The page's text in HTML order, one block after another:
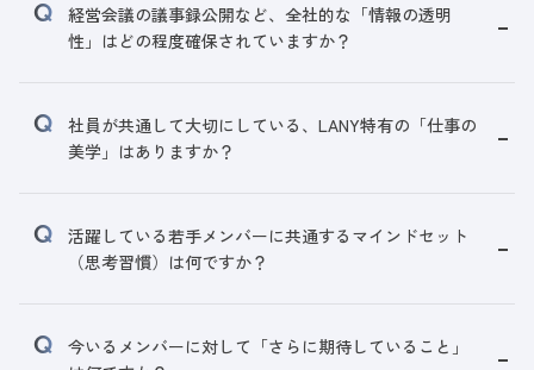
経営会議の議事録公開など、全社的な「情報の透明
性」はどの程度確保されていますか？
社員が共通して大切にしている、LANY特有の「仕事の
美学」はありますか？
活躍している若手メンバーに共通するマインドセット
（思考習慣）は何ですか？
今いるメンバーに対して「さらに期待していること」